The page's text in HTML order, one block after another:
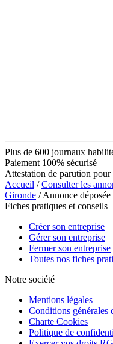
Plus de 600 journaux
Paiement 100% sécurisé
Attestation de parution
Accueil /Consulter les
Gironde / Annonce
Fiches pratiques et conseils
Créer son entreprise
Gérer son entreprise
Fermer son entreprise
Toutes nos fiches
Notre société
Mentions légales
Conditions générales
Charte Cookies
Politique de